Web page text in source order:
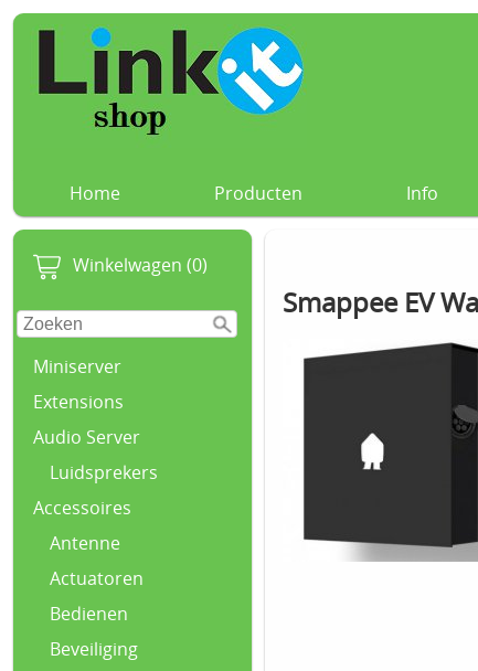
Home Producten Info
Winkelwagen (0)
Miniserver
Extensions
Audio Server
Luidsprekers
Accessoires
Antenne
Actuatoren
Bedienen
Beveiliging
Smappee EV